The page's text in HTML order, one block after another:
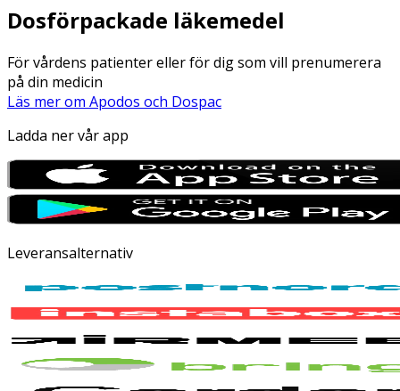
Dosförpackade läkemedel
För vårdens patienter eller för dig som vill prenumerera
på din medicin
Läs mer om Apodos och Dospac
Ladda ner vår app
Leveransalternativ